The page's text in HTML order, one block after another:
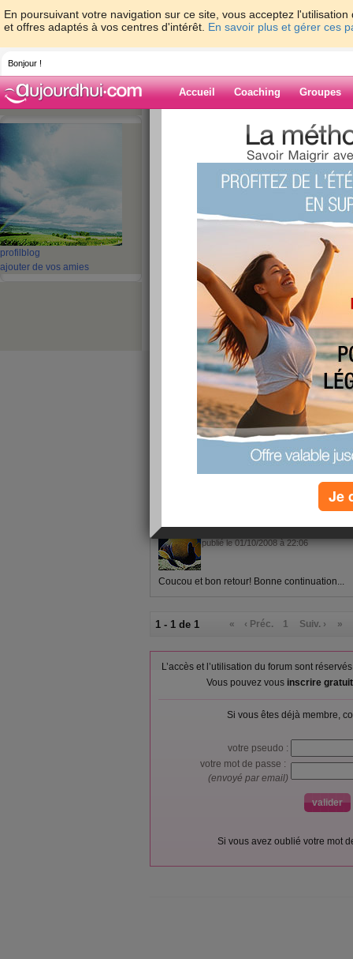
En poursuivant votre navigation sur ce site, vous acceptez
et offres adaptés à vos centres d'intérêt. En savoir plus et gérer ces
Bonjour !
Accueil Coaching Groupes
profil blog
ajouter de vos amies
> > Retour
Blog de gibay
Retour difficile
Après 2 mois et demi d'absence il me faut un
kgs.il va falloir reprendre les bonnes
Suiv. › »
publié le 01/10/2008 à 22:06
Coucou et bon retour! Bonne continuation...
1 - 1 de 1 « ‹ Préc. 1 Suiv. › »
L’accès et l’utilisation du forum sont
Vous pouvez vous inscrire
Si vous êtes déjà membre,
votre pseudo :
votre mot de passe :
(envoyé par email)
Si vous avez oublié votre mot
Je